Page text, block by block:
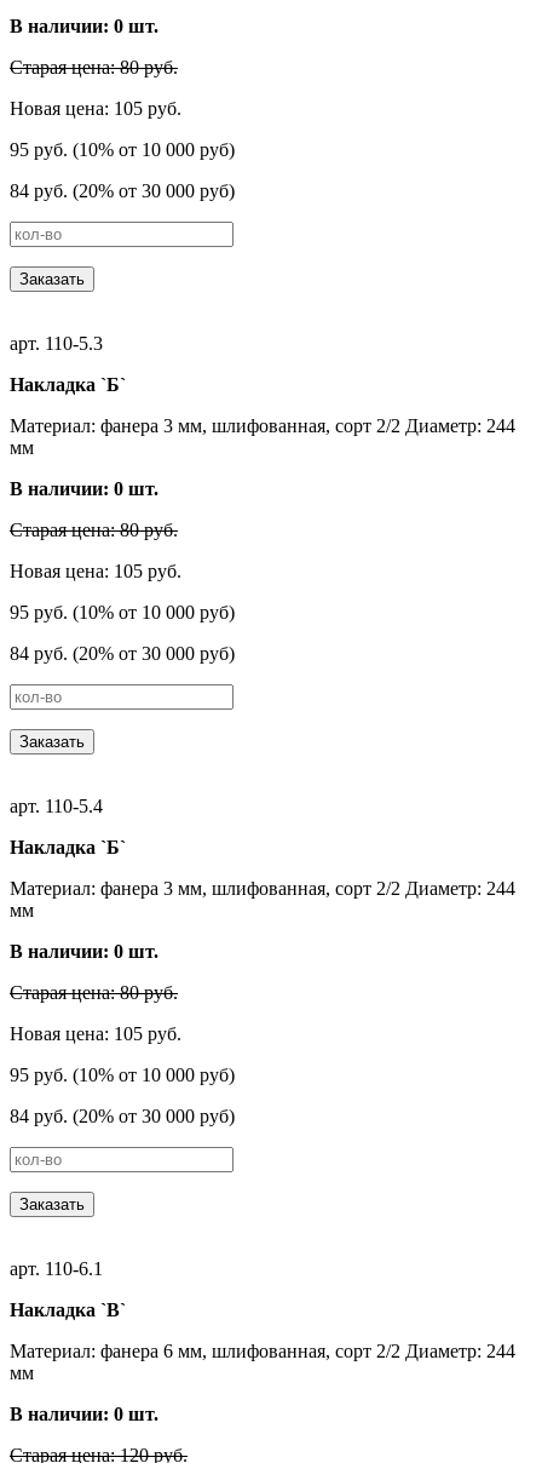
В наличии: 0 шт.
Старая цена: 80 руб.
Новая цена: 105 руб.
95 руб. (10% от 10 000 руб)
84 руб. (20% от 30 000 руб)
Заказать
арт. 110-5.3
Накладка `Б`
Материал: фанера 3 мм, шлифованная, сорт 2/2 Диаметр: 244
мм
В наличии: 0 шт.
Старая цена: 80 руб.
Новая цена: 105 руб.
95 руб. (10% от 10 000 руб)
84 руб. (20% от 30 000 руб)
Заказать
арт. 110-5.4
Накладка `Б`
Материал: фанера 3 мм, шлифованная, сорт 2/2 Диаметр: 244
мм
В наличии: 0 шт.
Старая цена: 80 руб.
Новая цена: 105 руб.
95 руб. (10% от 10 000 руб)
84 руб. (20% от 30 000 руб)
Заказать
арт. 110-6.1
Накладка `В`
Материал: фанера 6 мм, шлифованная, сорт 2/2 Диаметр: 244
мм
В наличии: 0 шт.
Старая цена: 120 руб.